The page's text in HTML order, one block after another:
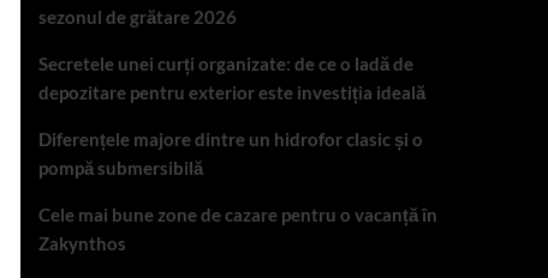
sezonul de grătare 2026
Secretele unei curți organizate: de ce o ladă de
depozitare pentru exterior este investiția ideală
Diferențele majore dintre un hidrofor clasic și o
pompă submersibilă
Cele mai bune zone de cazare pentru o vacanță în
Zakynthos